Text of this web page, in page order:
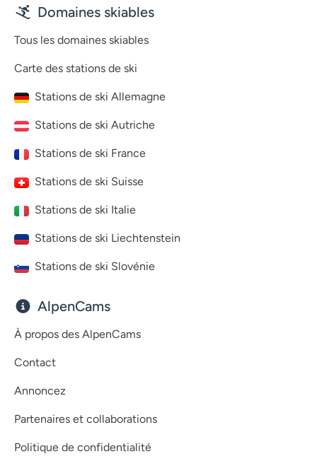
Domaines skiables
Tous les domaines skiables
Carte des stations de ski
Stations de ski Allemagne
Stations de ski Autriche
Stations de ski France
Stations de ski Suisse
Stations de ski Italie
Stations de ski Liechtenstein
Stations de ski Slovénie
AlpenCams
À propos des AlpenCams
Contact
Annoncez
Partenaires et collaborations
Politique de confidentialité